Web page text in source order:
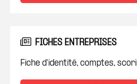
FICHES ENTREPRISES
Fiche d'identité, comptes,